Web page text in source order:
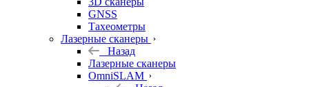
GNSS
Тахеометры
Лазерные сканеры
Назад
Лазерные сканеры
OmniSLAM